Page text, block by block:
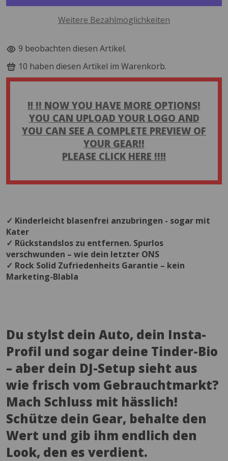
Weitere Bezahlmöglichkeiten
10 beobachten diesen Artikel.
10 haben diesen Artikel im Warenkorb.
‼️ !! NOW YOU HAVE MORE OPTIONS!
YOU CAN UPLOAD YOUR LOGO AND
YOU CAN SEE A COMPLETE PREVIEW OF
YOUR GEAR!!
PLEASE CLICK HERE !!‼️
✓ Kinderleicht blasenfrei anzubringen - sogar mit
Kater
✓ Rückstandslos zu entfernen. Spurlos
verschwunden – wie dein letzter ONS
✓ Rock Solid Zufriedenheits Garantie – kein
Marketing-Blabla
Du stylst dein Auto, dein Insta-
Profil und sogar deine Tinder-Bio
– aber dein DJ-Setup sieht aus
wie frisch vom Gebrauchtmarkt?
Mach Schluss mit hässlich!
Schütze dein Gear, behalte den
Wert und gib ihm endlich den
Look, den es verdient.